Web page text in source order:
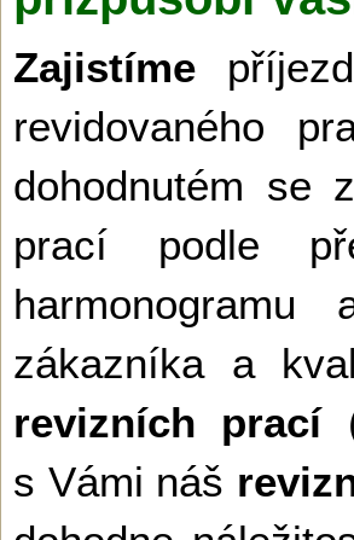
Zajistíme
revidovaného
dohodnutém se
prací podle
zákazníka a
revizních prací
s Vámi náš